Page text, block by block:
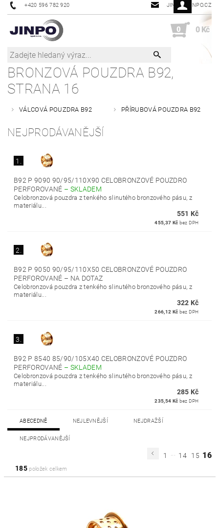
+420 596 782 920 JINPO@JINPO.CZ
0 0 Kč
BRONZOVÁ POUZDRA B92,
STRANA 16
VÁLCOVÁ POUZDRA B92 PŘÍRUBOVÁ POUZDRA B92
NEJPRODÁVANĚJŠÍ
1.
B92 P 9090 90/95/110X90 CELOBRONZOVÉ POUZDRO
PERFOROVANÉ – SKLADEM
Celobronzová pouzdra z tenkého slinutého bronzového pásu, z
materiálu...
551 Kč
455,37 Kč bez DPH
2.
B92 P 9050 90/95/110X50 CELOBRONZOVÉ POUZDRO
PERFOROVANÉ – NA DOTAZ
Celobronzová pouzdra z tenkého slinutého bronzového pásu, z
materiálu...
322 Kč
266,12 Kč bez DPH
3.
B92 P 8540 85/90/105X40 CELOBRONZOVÉ POUZDRO
PERFOROVANÉ – SKLADEM
Celobronzová pouzdra z tenkého slinutého bronzového pásu, z
materiálu...
285 Kč
235,54 Kč bez DPH
ABECEDNĚ NEJLEVNĚJŠÍ NEJDRAŽŠÍ
NEJPRODÁVANĚJŠÍ
1 ... 14 15 16
185položek celkem